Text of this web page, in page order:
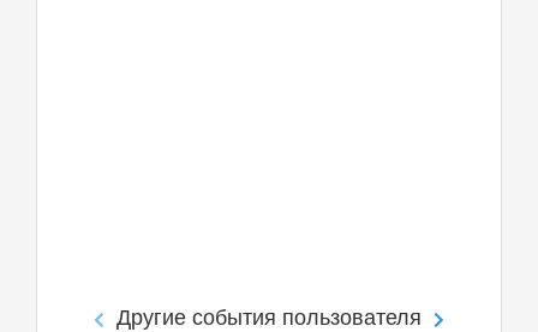
Другие события пользователя